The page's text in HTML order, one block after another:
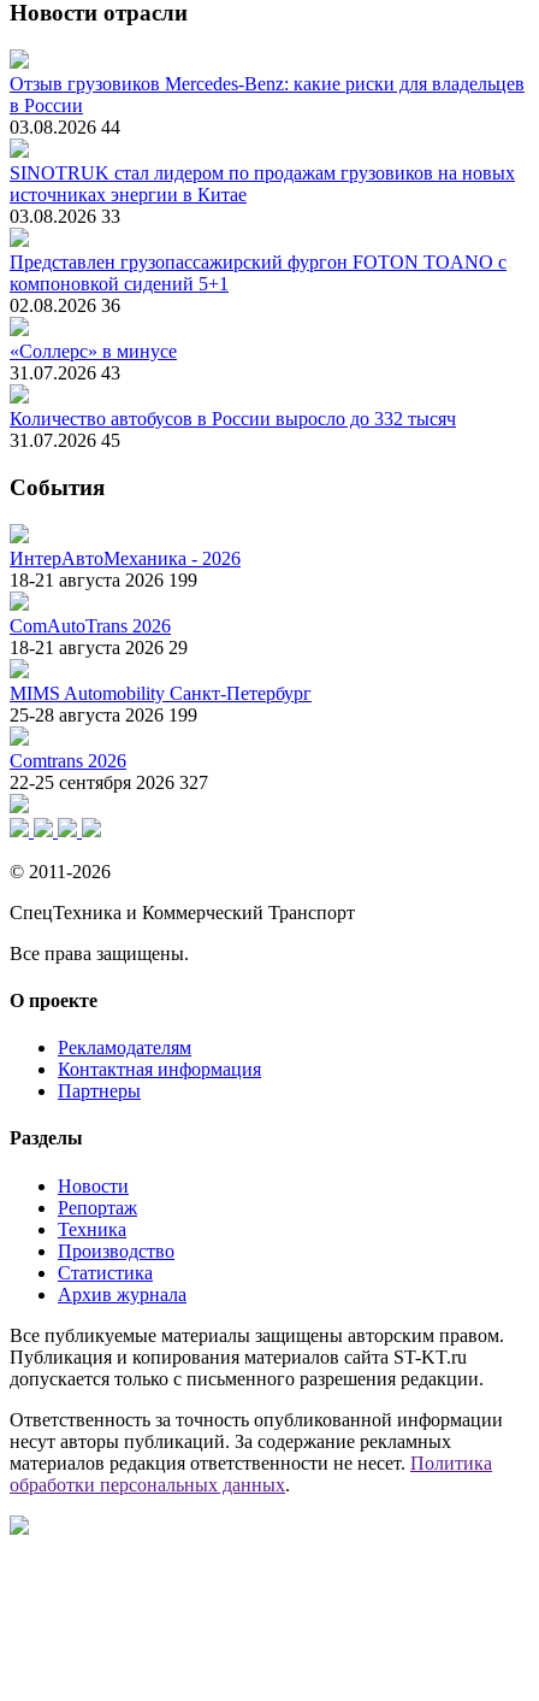
Новости отрасли
Отзыв грузовиков Mercedes-Benz: какие риски для владельцев
в России
03.08.2026 44
SINOTRUK стал лидером по продажам грузовиков на новых
источниках энергии в Китае
03.08.2026 33
Представлен грузопассажирский фургон FOTON TOANO с
компоновкой сидений 5+1
02.08.2026 36
«Соллерс» в минусе
31.07.2026 43
Количество автобусов в России выросло до 332 тысяч
31.07.2026 45
События
ИнтерАвтоМеханика - 2026
18-21 августа 2026 199
ComAutoTrans 2026
18-21 августа 2026 29
MIMS Automobility Санкт-Петербург
25-28 августа 2026 199
Comtrans 2026
22-25 сентября 2026 327
© 2011-2026
СпецТехника и Коммерческий Транспорт
Все права защищены.
О проекте
Рекламодателям
Контактная информация
Партнеры
Разделы
Новости
Репортаж
Техника
Производство
Статистика
Архив журнала
Все публикуемые материалы защищены авторским правом.
Публикация и копирования материалов сайта ST-KT.ru
допускается только с письменного разрешения редакции.
Ответственность за точность опубликованной информации
несут авторы публикаций. За содержание рекламных
материалов редакция ответственности не несет. Политика
обработки персональных данных.